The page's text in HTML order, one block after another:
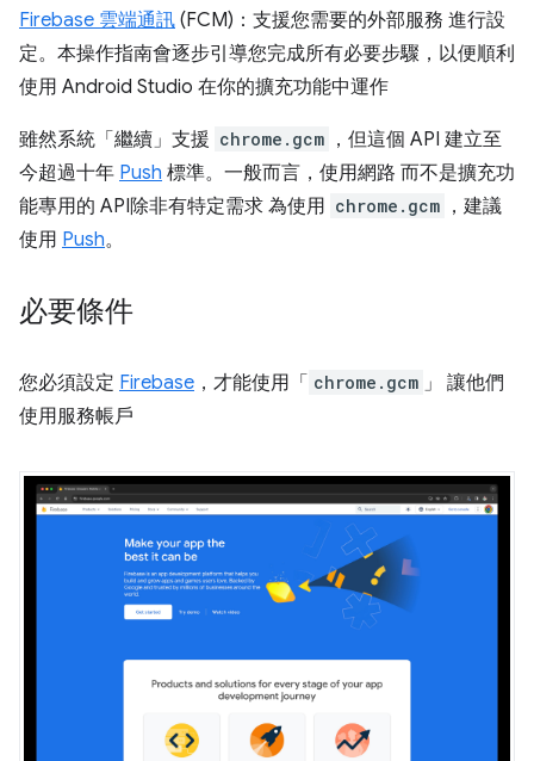
Firebase 雲端通訊 (FCM)：支援您需要的外部服務 進行設
定。本操作指南會逐步引導您完成所有必要步驟，以便順利
使用 Android Studio 在你的擴充功能中運作
雖然系統「繼續」 支援 chrome.gcm ，但這個 API 建立至
今超過十年 Push 標準。一般而言，使用網路 而不是擴充功
能專用的 API除非有特定需求 為使用 chrome.gcm ，建議
使用 Push。
必要條件
您必須設定 Firebase ，才能使用「 chrome.gcm 」 讓他們
使用服務帳戶